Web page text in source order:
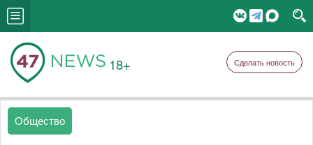
18+ Сделать новость
Общество